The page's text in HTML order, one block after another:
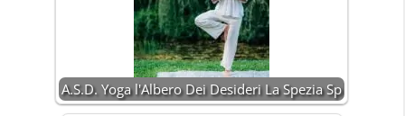
A.S.D. Yoga l'Albero Dei Desideri La Spezia Sp